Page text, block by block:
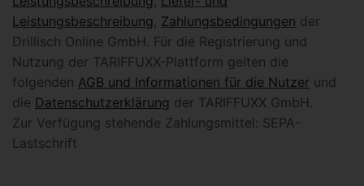
Leistungsbeschreibung , Zahlungsbedingungen der
Drillisch Online GmbH. Für die Registrierung und
Nutzung der TARIFFUXX-Plattform gelten die
folgenden AGB und Informationen für die Nutzer und
die Datenschutzerklärung der TARIFFUXX GmbH.
Zur Verfügung stehende Zahlungsmittel: SEPA-
Lastschrift